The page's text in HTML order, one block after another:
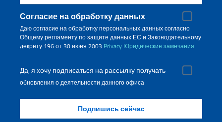
Согласие на обработку данных
Даю согласие на обработку персональных данных согласно
Общему регламенту по защите данных ЕС и Законодательному
декрету 196 от 30 июня 2003 Privacy Юридические замечания
Да, я хочу подписаться на рассылку получать
обновления о деятельности данного офиса